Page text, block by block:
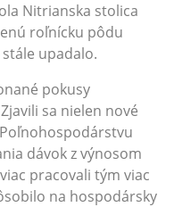
Nitrianska stolica
roľnícku pôdu
upadalo.
pokusy
sa nielen nové
dávok z výnosom
pracovali tým viac
na hospodársky